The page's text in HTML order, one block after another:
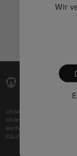
Unsere Web-Plattform
Unternehmen dabei,
weltweit zu verkaufen
Käufern beste Preise
Partner
Wir